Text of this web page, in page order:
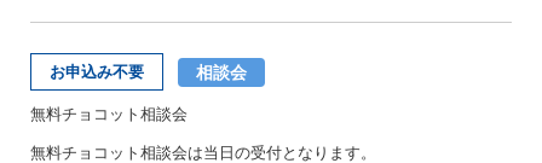
お申込み不要 相談会
無料チョコット相談会
無料チョコット相談会は当日の受付となります。